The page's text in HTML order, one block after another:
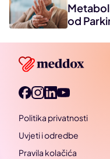
od
Politika privatnosti
Uvjeti i odredbe
Pravila kolačića